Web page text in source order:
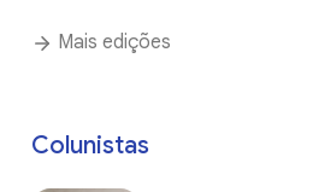
Mais edições
Colunistas